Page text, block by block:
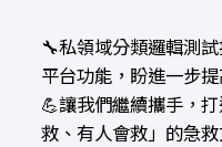
🔧私領域分類邏輯測
平台功能，盼進一步
💪讓我們繼續攜手，
救、有人會救」的急